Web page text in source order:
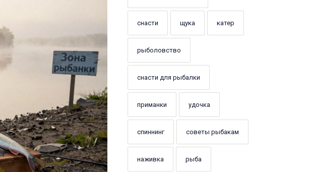
снасти щука катер
рыболовство
снасти для рыбалки
приманки удочка
спиннинг советы рыбакам
наживка рыба